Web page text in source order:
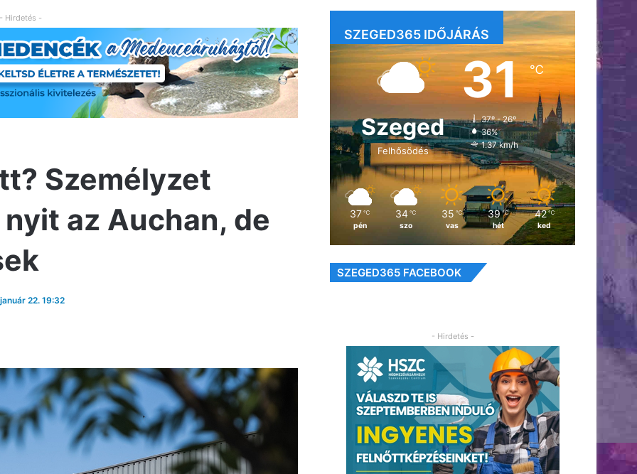
- Hirdetés -
Személyzet
az Auchan, de
22. 19:32
SZEGED365 IDŐJÁRÁS
Szeged
Felhősödés
31℃
37º - 26º
36%
1.37 km/h
37 ℃
pén
34 ℃
szo
35 ℃
vas
39 ℃
hét
42 ℃
ked
SZEGED365 FACEBOOK
- Hirdetés -